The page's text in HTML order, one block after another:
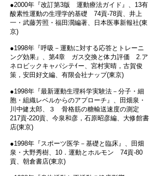
●2000年『改訂第3版 運動療法ガイド』、13有
酸素性運動の生理学的基礎 74貢‐78貢、井上
一・武藤芳照・福田濶編著、日本医事新報社(東
京)
●1998年『呼吸－運動に対する応答とトレーニ
ング効果』、第4章 ガス交換と体力評価 2.ア
ネロビックキャパシテｲー、宮村実晴，古賀俊
策，安田好文編、有限会社ナップ(東京)
●1998年『最新運動生理科学実験法－分子・細
胞・組織レベルからのアプローチ』、田畑泉・
川中健太郎、３ 骨格筋の糖輸送速度の測定
217貢‐220貢、今泉和彦，石原昭彦編、大修館書
店(東京)
●1998年『スポーツ医学－基礎と臨床』、田畑
泉・大野秀樹、10．運動とホルモン 74貢‐80
貢、朝倉書店(東京)